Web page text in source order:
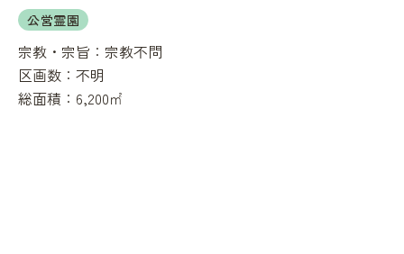
公営霊園
宗教・宗旨： 宗教不問
区画数： 不明
総面積： 6,200㎡